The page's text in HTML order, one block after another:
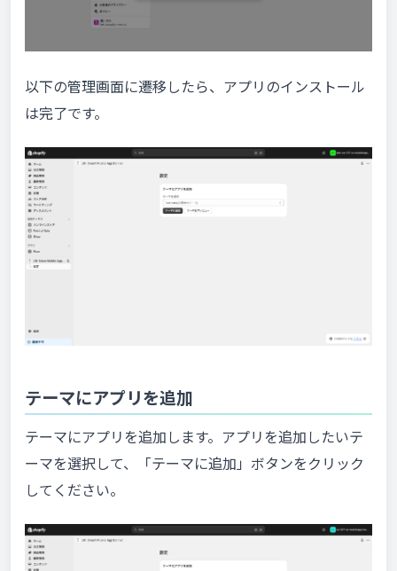
以下の管理画面に遷移したら、アプリのインストール
は完了です。
テーマにアプリを追加
テーマにアプリを追加します。アプリを追加したいテ
ーマを選択して、「テーマに追加」ボタンをクリック
してください。